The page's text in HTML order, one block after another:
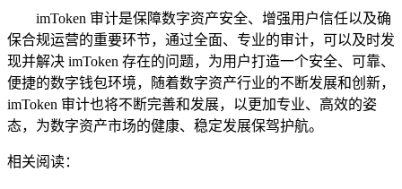
imToken 审计是保障数字资产安全、增强用户信任以及确
保合规运营的重要环节，通过全面、专业的审计，可以及时发
现并解决 imToken 存在的问题，为用户打造一个安全、可靠、
便捷的数字钱包环境，随着数字资产行业的不断发展和创新，
imToken 审计也将不断完善和发展，以更加专业、高效的姿
态，为数字资产市场的健康、稳定发展保驾护航。
相关阅读：